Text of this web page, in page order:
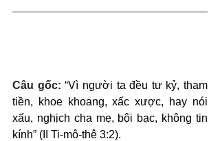
Câu gốc: “Vì người ta đều tư kỷ, tham
tiền, khoe khoang, xấc xược, hay nói
xấu, nghịch cha mẹ, bội bạc, không tin
kính” (II Ti-mô-thê 3:2).